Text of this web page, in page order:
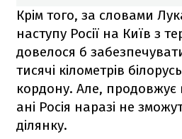
Крім того, за словами
наступу Росії на Київ з
довелося б
тисячі кілометрів
кордону. Але, продовжує
ані Росія наразі не
ділянку.